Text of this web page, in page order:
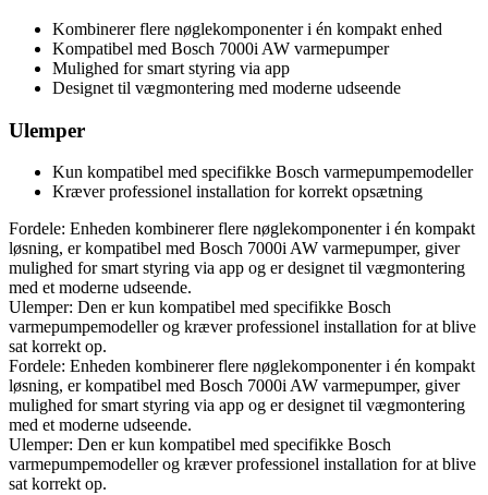
Kombinerer flere nøglekomponenter i én kompakt enhed
Kompatibel med Bosch 7000i AW varmepumper
Mulighed for smart styring via app
Designet til vægmontering med moderne udseende
Ulemper
Kun kompatibel med specifikke Bosch varmepumpemodeller
Kræver professionel installation for korrekt opsætning
Fordele: Enheden kombinerer flere nøglekomponenter i én kompakt
løsning, er kompatibel med Bosch 7000i AW varmepumper, giver
mulighed for smart styring via app og er designet til vægmontering
med et moderne udseende.
Ulemper: Den er kun kompatibel med specifikke Bosch
varmepumpemodeller og kræver professionel installation for at blive
sat korrekt op.
Fordele: Enheden kombinerer flere nøglekomponenter i én kompakt
løsning, er kompatibel med Bosch 7000i AW varmepumper, giver
mulighed for smart styring via app og er designet til vægmontering
med et moderne udseende.
Ulemper: Den er kun kompatibel med specifikke Bosch
varmepumpemodeller og kræver professionel installation for at blive
sat korrekt op.